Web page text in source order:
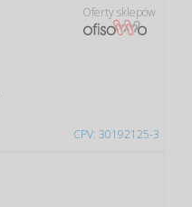
CPV: 30192125-3
Oferty sklepów